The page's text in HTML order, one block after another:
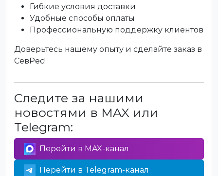
Гибкие условия доставки
Удобные способы оплаты
Профессиональную поддержку клиентов
Доверьтесь нашему опыту и сделайте заказ в
СевРес!
Следите за нашими
новостями в MAX или
Telegram:
Перейти в MAX-канал
Перейти в Telegram-канал